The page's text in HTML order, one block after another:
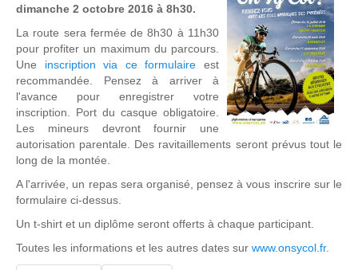
dimanche 2 octobre 2016 à 8h30.
La route sera fermée de 8h30 à 11h30
pour profiter un maximum du parcours.
Une inscription via ce formulaire est
recommandée. Pensez à arriver à
l'avance pour enregistrer votre
inscription. Port du casque obligatoire.
Les mineurs devront fournir une
autorisation parentale. Des ravitaillements seront prévus tout le
long de la montée.
A l'arrivée, un repas sera organisé, pensez à vous inscrire sur le
formulaire ci-dessus.
Un t-shirt et un diplôme seront offerts à chaque participant.
Toutes les informations et les autres dates sur www.onsycol.fr.